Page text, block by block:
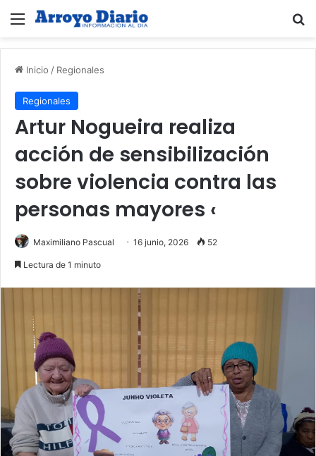
Menú
Inicio / Regionales
Regionales
Artur Nogueira realiza
acción de sensibilización
sobre violencia contra las
personas mayores ‹
Maximiliano Pascual 16 junio, 2026 52
Lectura de 1 minuto